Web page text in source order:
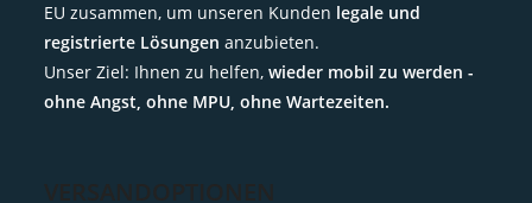
EU zusammen, um unseren Kunden legale und
registrierte Lösungen anzubieten.
Unser Ziel: Ihnen zu helfen,wieder mobil zu werden -
ohne Angst, ohne MPU, ohne Wartezeiten.